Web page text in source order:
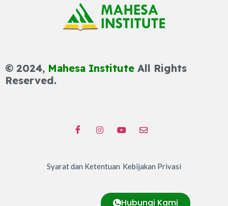
© 2024, Mahesa Institute All Rights
Reserved.
Syarat dan Ketentuan Kebijakan Privasi
Hubungi Kami